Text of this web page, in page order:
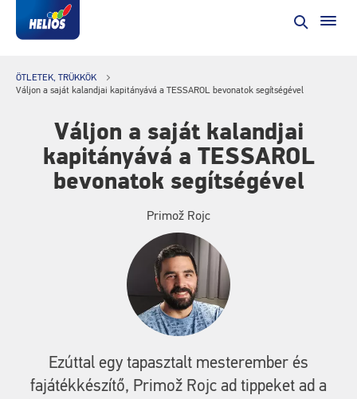
ÖTLETEK, TRÜKKÖK
Váljon a saját kalandjai kapitányává a TESSAROL bevonatok segítségével
Váljon a saját kalandjai
kapitányává a TESSAROL
bevonatok segítségével
Primož Rojc
Ezúttal egy tapasztalt mesterember és
fajátékkészítő, Primož Rojc ad tippeket ad a